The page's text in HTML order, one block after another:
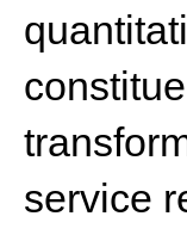
service